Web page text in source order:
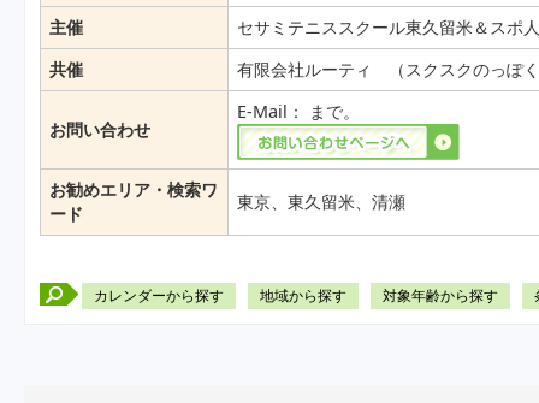
主催
セサミテニススクール東久留米＆スポ
共催
有限会社ルーティ （スクスクのっぽ
お問い合わせ
E-Mail： まで。
お勧めエリア・検索ワ
ード
東京、東久留米、清瀬
カレンダーから探す 地域から探す 対象年齢から探す